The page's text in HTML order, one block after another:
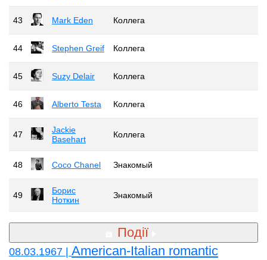
43 Mark Eden Коллега
44 Stephen Greif Коллега
45 Suzy Delair Коллега
46 Alberto Testa Коллега
47
Jackie
Basehart
Коллега
48 Coco Chanel Знакомый
49
Борис
Ноткин
Знакомый
Події
08.03.1967 | American-Italian romantic